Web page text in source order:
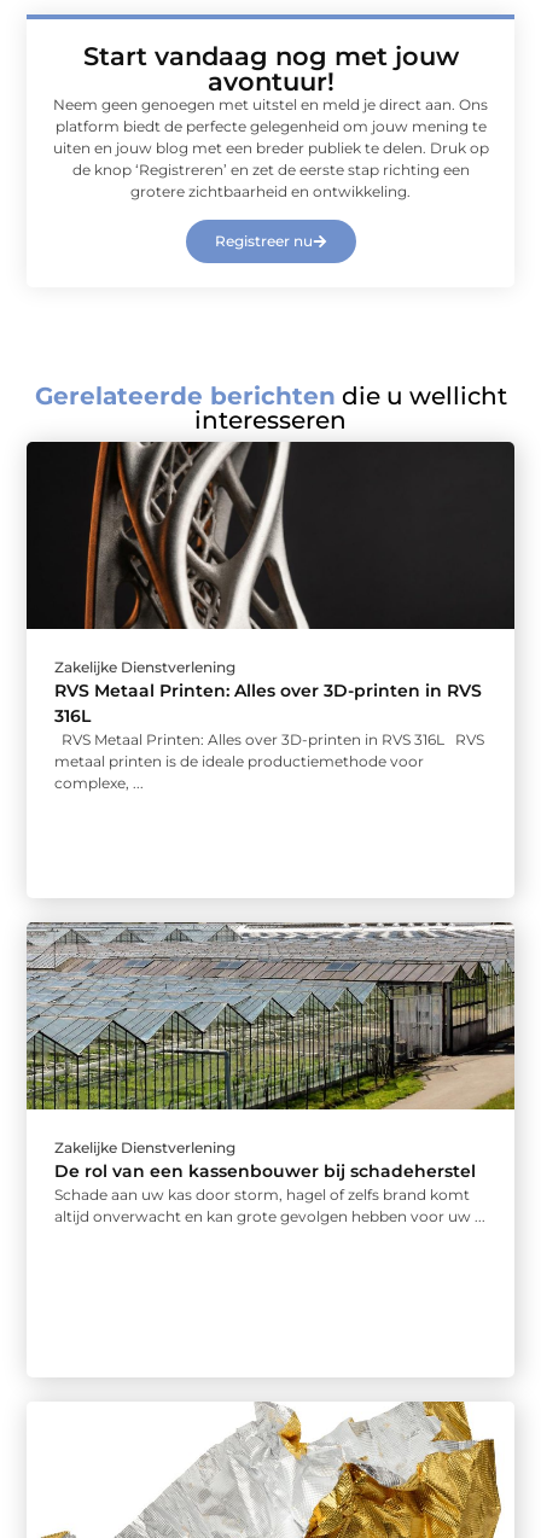
Start vandaag nog met jouw
avontuur!
Neem geen genoegen met uitstel en meld je direct aan. Ons
platform biedt de perfecte gelegenheid om jouw mening te
uiten en jouw blog met een breder publiek te delen. Druk op
de knop ‘Registreren’ en zet de eerste stap richting een
grotere zichtbaarheid en ontwikkeling.
Registreer nu
Gerelateerde berichten die u wellicht
interesseren
Zakelijke Dienstverlening
RVS Metaal Printen: Alles over 3D-printen in RVS
316L
RVS Metaal Printen: Alles over 3D-printen in RVS 316L RVS
metaal printen is de ideale productiemethode voor
complexe, ...
Zakelijke Dienstverlening
De rol van een kassenbouwer bij schadeherstel
Schade aan uw kas door storm, hagel of zelfs brand komt
altijd onverwacht en kan grote gevolgen hebben voor uw ...